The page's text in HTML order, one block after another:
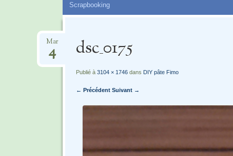
contenu
Scrapbooking
dsc_0175
Mar
4
Publié à 3104 × 1746dans DIY pâte Fimo
← Précédent Suivant →